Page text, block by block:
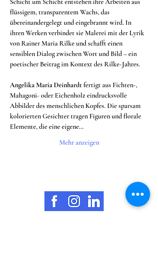
Schicht um Schicht entstehen ihre Arbeiten aus
flüssigem, transparentem Wachs, das
übereinandergelegt und eingebrannt wird. In
ihren Werken verbindet sie Malerei mit der Lyrik
von Rainer Maria Rilke und schafft einen
sensiblen Dialog zwischen Wort und Bild – ein
poetischer Beitrag im Kontext des Rilke-Jahres.
Angelika Maria Deinhardt fertigt aus Fichten-,
Mahagoni- oder Eichenholz eindrucksvolle
Abbilder des menschlichen Kopfes. Die sparsam
kolorierten Gesichter tragen Figuren und florale
Elemente, die eine eigene…
Mehr anzeigen